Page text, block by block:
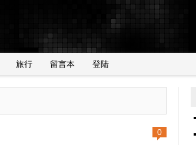
旅行 留言本 登陆
0